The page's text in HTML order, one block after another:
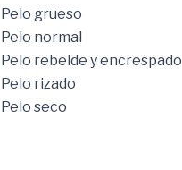
Pelo grueso
Pelo normal
Pelo rebelde y encrespado
Pelo rizado
Pelo seco